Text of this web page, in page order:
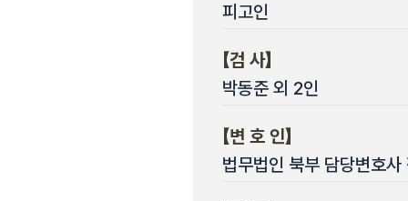
피고인
【검 사】
박동준 외 2인
【변 호 인】
법무법인 북부 담당변호사